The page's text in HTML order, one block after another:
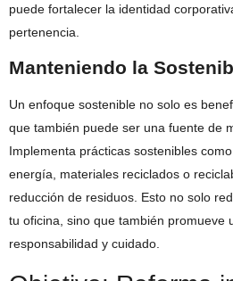
puede fortalecer la identidad
pertenencia.
Manteniendo la
Un enfoque sostenible no solo es
que también puede ser una fuente de
Implementa prácticas sostenibles
energía, materiales reciclados o
reducción de residuos. Esto no solo
tu oficina, sino que también promueve
responsabilidad y cuidado.